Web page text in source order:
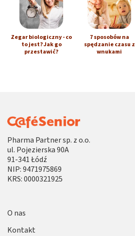
Zegar biologiczny - co
to jest? Jak go
przestawić?
7 sposobów na
spędzanie czasu z
wnukami
Pharma Partner sp. z o.o.
ul. Pojezierska 90A
91-341 Łódź
NIP: 9471975869
KRS: 0000321925
O nas
Kontakt